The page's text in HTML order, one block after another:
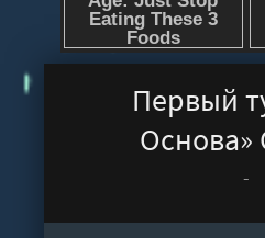
Первый
Основа»
-